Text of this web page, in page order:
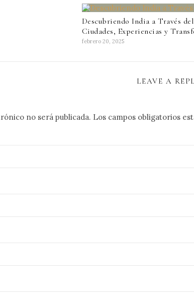
Descubriendo India a Través
Ciudades, Experiencias y
febrero 20, 2025
LEAVE A
no será publicada. Los campos obligatorios